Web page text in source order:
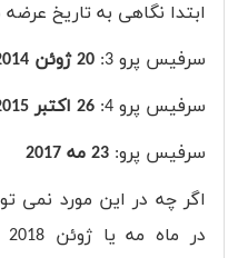
ابتدا نگاهی به تاریخ
سرفیس پرو 3:
20 ژوئن 2014
سرفیس پرو 4:
26 اکتبر 2015
سرفیس پرو: 23 مه 2017
اگر چه در این مورد نمی